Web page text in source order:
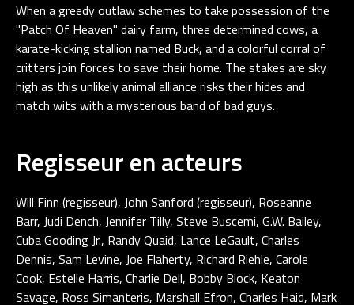
When a greedy outlaw schemes to take possession of the
"Patch Of Heaven" dairy farm, three determined cows, a
karate-kicking stallion named Buck, and a colorful corral of
critters join forces to save their home. The stakes are sky
high as this unlikely animal alliance risks their hides and
match wits with a mysterious band of bad guys.
Regisseur en acteurs
Will Finn (regisseur), John Sanford (regisseur), Roseanne
Barr, Judi Dench, Jennifer Tilly, Steve Buscemi, G.W. Bailey,
Cuba Gooding Jr., Randy Quaid, Lance LeGault, Charles
Dennis, Sam Levine, Joe Flaherty, Richard Riehle, Carole
Cook, Estelle Harris, Charlie Dell, Bobby Block, Keaton
Savage, Ross Simanteris, Marshall Efron, Charles Haid, Mark